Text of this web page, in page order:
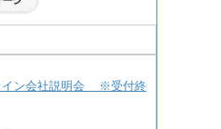
慮の上、当社規定により
に変更はございません。
ライン会社説明会 ※受付終